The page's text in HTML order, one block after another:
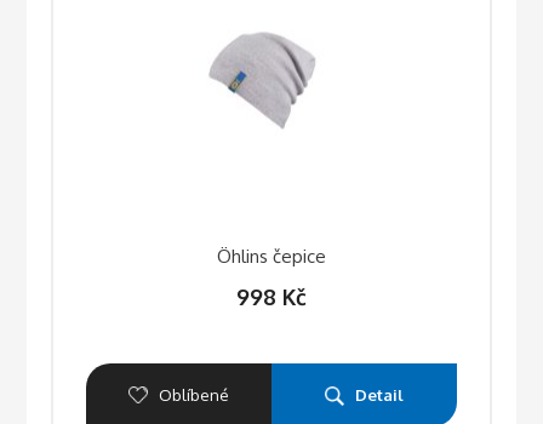
Öhlins čepice
998 Kč
Oblíbené Detail